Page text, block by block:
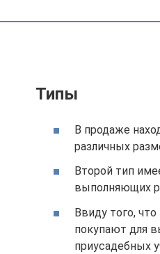
Типы
В продаже
различных
Второй тип
выполняющих
Ввиду того,
покупают для
приусадебных